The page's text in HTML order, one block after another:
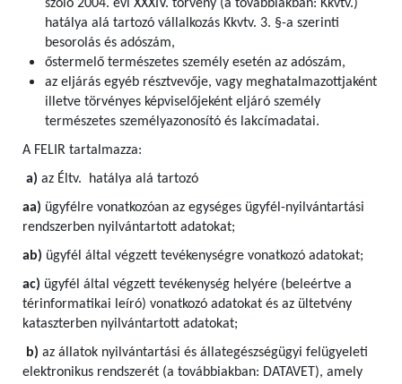
szóló 2004. évi XXXIV. törvény (a továbbiakban: Kkvtv.)
hatálya alá tartozó vállalkozás Kkvtv. 3. §-a szerinti
besorolás és adószám,
őstermelő természetes személy esetén az adószám,
az eljárás egyéb résztvevője, vagy meghatalmazottjaként
illetve törvényes képviselőjeként eljáró személy
természetes személyazonosító és lakcímadatai.
A FELIR tartalmazza:
a) az Éltv. hatálya alá tartozó
aa) ügyfélre vonatkozóan az egységes ügyfél-nyilvántartási
rendszerben nyilvántartott adatokat;
ab) ügyfél által végzett tevékenységre vonatkozó adatokat;
ac) ügyfél által végzett tevékenység helyére (beleértve a
térinformatikai leíró) vonatkozó adatokat és az ültetvény
kataszterben nyilvántartott adatokat;
b) az állatok nyilvántartási és állategészségügyi felügyeleti
elektronikus rendszerét (a továbbiakban: DATAVET), amely